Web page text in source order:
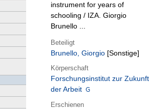
instrument for years of
schooling / IZA. Giorgio
Brunello ...
Beteiligt
Brunello, Giorgio [Sonstige]
Körperschaft
Forschungsinstitut zur Zukunft
der Arbeit
Erschienen